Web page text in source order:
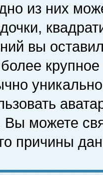
из них
вы
можете
причины